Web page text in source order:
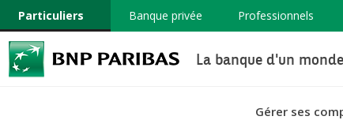
Particuliers Banque privée Professionnels
La banque d'un
Gérer ses